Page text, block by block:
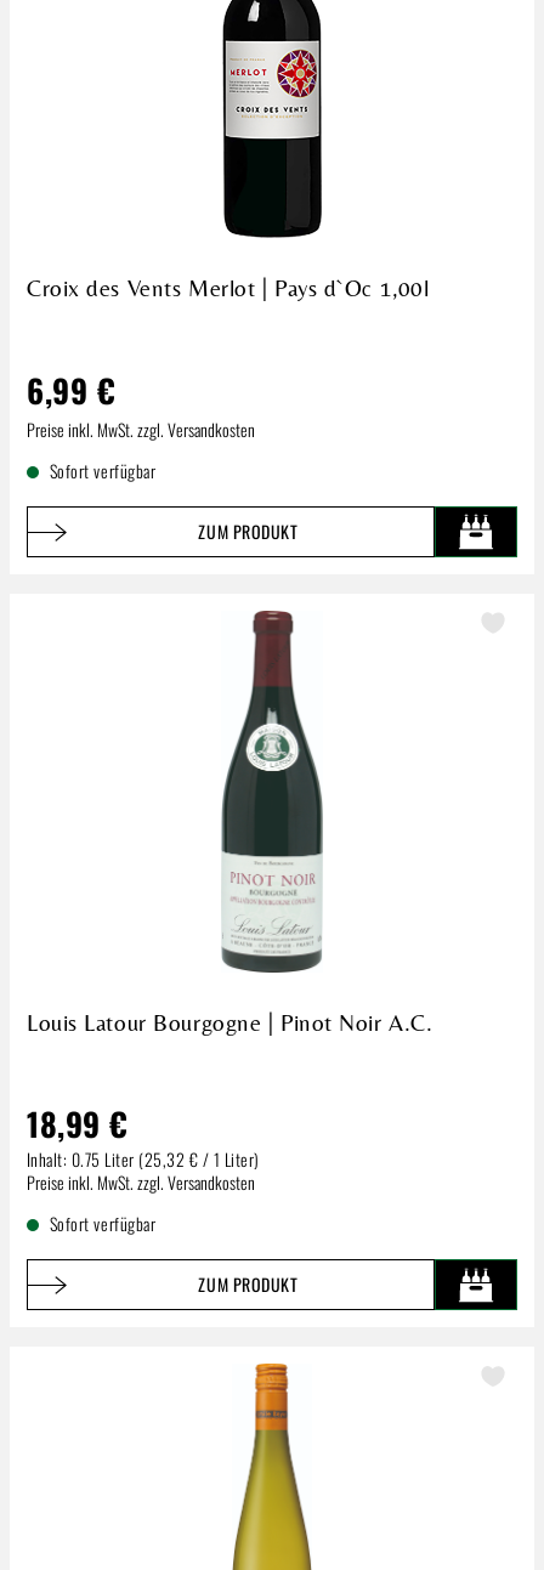
Croix des Vents Merlot | Pays d`Oc 1,00l
6,99 €
Regulärer Preis:
Preise inkl. MwSt. zzgl. Versandkosten
Sofort verfügbar
ZUM PRODUKT
Louis Latour Bourgogne | Pinot Noir A.C.
18,99 €
Inhalt: 0.75 Liter (25,32 € / 1 Liter)
Regulärer Preis:
Preise inkl. MwSt. zzgl. Versandkosten
Sofort verfügbar
ZUM PRODUKT